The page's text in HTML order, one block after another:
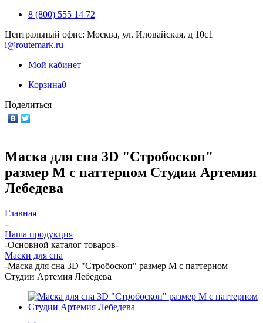
8 (800) 555 14 72
Центральный офис: Москва, ул. Иловайская, д 10с1
i@routemark.ru
Мой кабинет
Корзина0
Поделиться
Маска для сна 3D "Стробоскоп"
размер М с паттерном Студии Артемия
Лебедева
Главная
-
Наша продукция
-Основной каталог товаров-
Маски для сна
-Маска для сна 3D "Стробоскоп" размер М с паттерном
Студии Артемия Лебедева